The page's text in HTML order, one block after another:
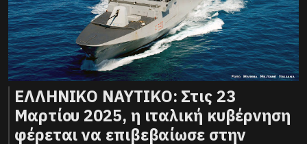
ΕΛΛΗΝΙΚΟ ΝΑΥΤΙΚΟ: Στις 23
Μαρτίου 2025, η ιταλική κυβέρνηση
φέρεται να επιβεβαίωσε στην